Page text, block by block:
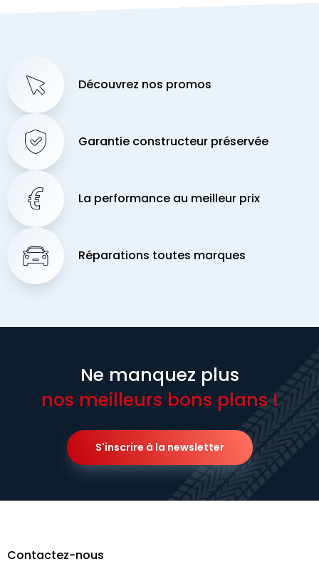
Découvrez nos promos
Garantie constructeur préservée
La performance au meilleur prix
Réparations toutes marques
Ne manquez plus
nos meilleurs bons plans !
S'inscrire à la newsletter
Contactez-nous